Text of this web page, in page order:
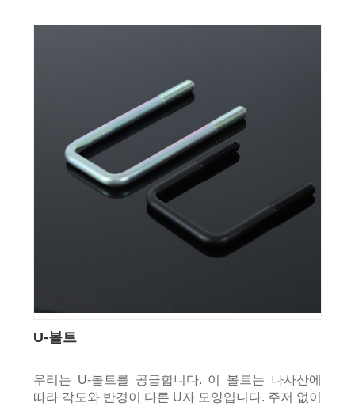
U-볼트
우리는 U-볼트를 공급합니다. 이 볼트는 나사산에
따라 각도와 반경이 다른 U자 모양입니다. 주저 없이